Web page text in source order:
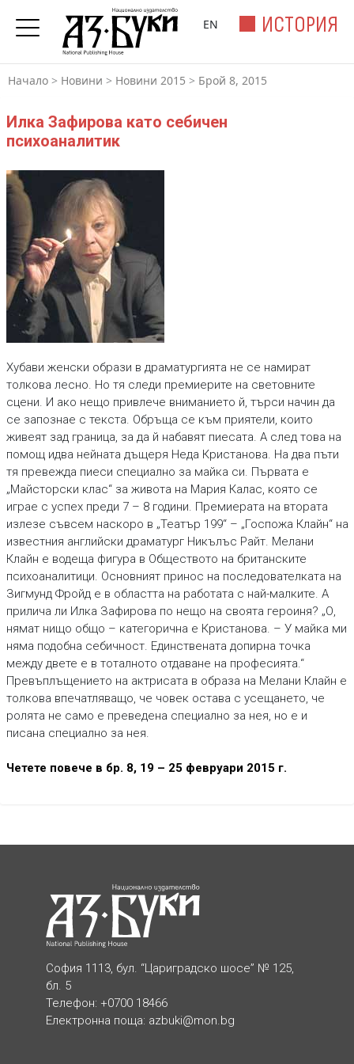
ИСТОРИЯ
EN
Начало > Новини > Новини 2015 > Брой 8, 2015
Илка Зафирова като себичен
психоаналитик
Хубави женски образи в драматургията не се намират
толкова лесно. Но тя следи премиерите на световните
сцени. И ако нещо привлече вниманието й, търси начин да
се запознае с текста. Обръща се към приятели, които
живеят зад граница, за да й набавят пиесата. А след това на
помощ идва нейната дъщеря Неда Кристанова. На два пъти
тя превежда пиеси специално за майка си. Първата е
„Майсторски клас“ за живота на Мария Калас, която се
играе с успех преди 7 – 8 години. Премиерата на втората
излезе съвсем наскоро в „Театър 199“ – „Госпожа Клайн“ на
известния английски драматург Никълъс Райт. Мелани
Клайн е водеща фигура в Обществото на британските
психоаналитици. Основният принос на последователката на
Зигмунд Фройд е в областта на работата с най-малките. А
прилича ли Илка Зафирова по нещо на своята героиня? „О,
нямат нищо общо – категорична е Кристанова. – У майка ми
няма подобна себичност. Единствената допирна точка
между двете е в тоталното отдаване на професията.“
Превъплъщението на актрисата в образа на Мелани Клайн е
толкова впечатляващо, че човек остава с усещането, че
ролята не само е преведена специално за нея, но е и
писана специално за нея.
Четете повече в бр. 8, 19 – 25 февруари 2015 г.
София 1113, бул. “Цариградско шосе” № 125,
бл. 5
Телефон: +0700 18466
Електронна поща: azbuki@mon.bg